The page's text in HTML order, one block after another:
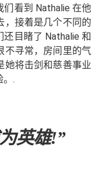
看到 Nathalie 在他
，接着是几个不同的
目睹了 Nathalie 和
不寻常，房间里的气
她将击剑和慈善事业
。.
英雄!”